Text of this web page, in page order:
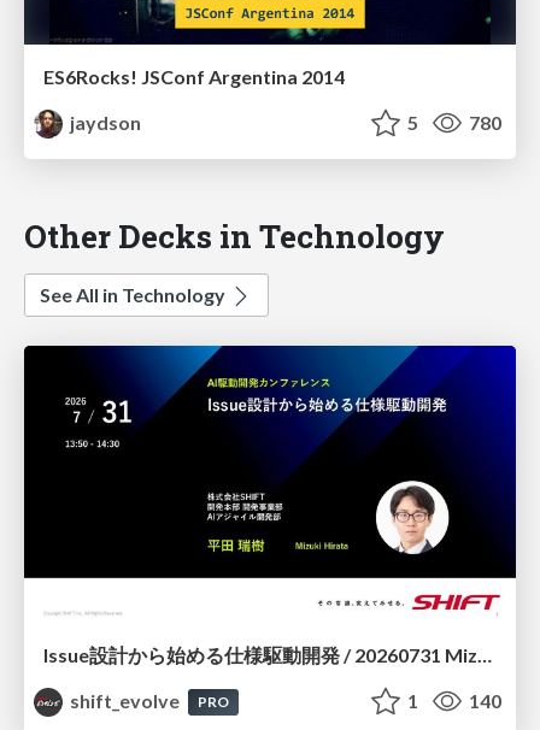
ES6Rocks! JSConf Argentina 2014
jaydson
5 780
Other Decks in Technology
See All in Technology
shift_evolve
PRO 1 140